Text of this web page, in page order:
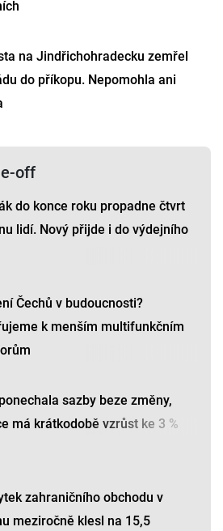
na Jindřichohradecku zemřel
do příkopu. Nepomohla ani
off
do konce roku propadne čtvrt
lidí. Nový přijde i do výdejního
Čechů v budoucnosti?
k menším multifunkčním
sazby beze změny,
má krátkodobě vzrůst ke 3 %
zahraničního obchodu v
meziročně klesl na 15,5